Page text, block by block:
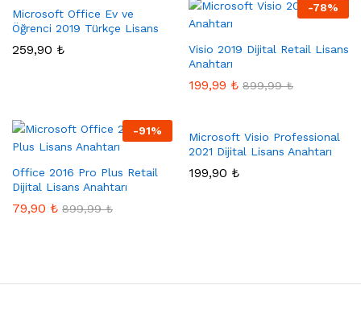
Microsoft Office Ev ve
Öğrenci 2019 Türkçe Lisans
259,90 ₺
-78%
Visio 2019 Dijital Retail Lisans
Anahtarı
199,99 ₺ 899,99₺
-91%
Office 2016 Pro Plus Retail
Dijital Lisans Anahtarı
79,90 ₺ 899,99₺
Microsoft Visio Professional
2021 Dijital Lisans Anahtarı
199,90 ₺